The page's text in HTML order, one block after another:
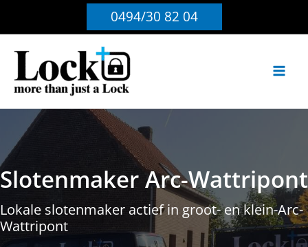
0494/30 82 04
Slotenmaker Arc-Wattripont
Lokale slotenmaker actief in groot- en klein-Arc-
Wattripont